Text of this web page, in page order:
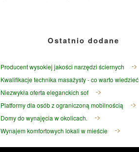
Ostatnio dodane
Producent wysokiej jakości narzędzi ściernych
Kwalifikacje technika masażysty - co warto wiedzieć
Niezwykła oferta eleganckich sof
Platformy dla osób z ograniczoną mobilnością
Domy do wynajęcia w okolicach.
Wynajem komfortowych lokali w mieście